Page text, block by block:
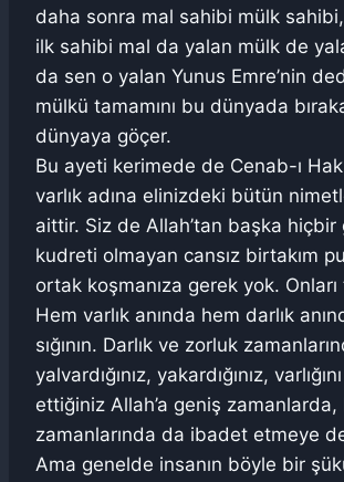
daha sonra mal sahibi mülk
ilk sahibi mal da yalan mülk de
da sen o yalan Yunus Emre’nin
mülkü tamamını bu dünyada
dünyaya göçer.
Bu ayeti kerimede de Cenab-ı
varlık adına elinizdeki bütün
aittir. Siz de Allah’tan başka hiçbir
kudreti olmayan cansız birtakım
ortak koşmanıza gerek yok.
Hem varlık anında hem darlık
sığının. Darlık ve zorluk
yalvardığınız, yakardığınız,
ettiğiniz Allah’a geniş
zamanlarında da ibadet etmeye
Ama genelde insanın böyle bir